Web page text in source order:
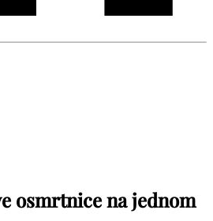
osmrtnice na jednom